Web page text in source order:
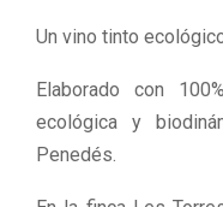
Un vino tinto
Elaborado con
ecológica y
Penedés.